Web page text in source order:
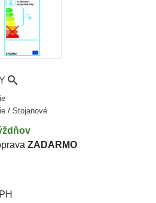
/ Stojanové
ZADARMO